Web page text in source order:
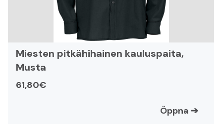
Miesten pitkähihainen kauluspaita,
Musta
61,80€
Öppna ➔